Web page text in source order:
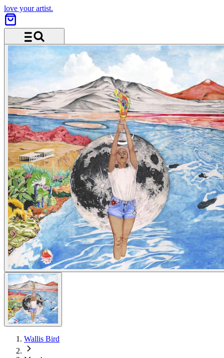
love your artist.
Menü und Suche
Wallis Bird